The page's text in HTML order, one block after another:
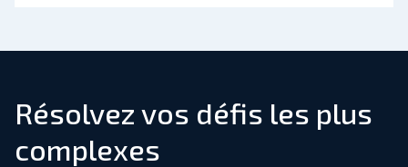
Résolvez vos défis les plus
complexes